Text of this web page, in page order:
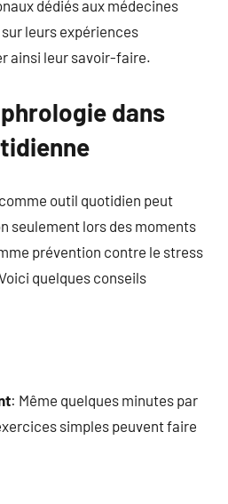
dédiés aux médecines
leurs expériences
ainsi leur savoir-faire.
dans
outil quotidien peut
seulement lors des moments
prévention contre le stress
quelques conseils
: Même quelques minutes par
simples peuvent faire